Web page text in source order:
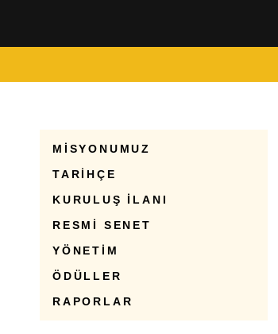
MİSYONUMUZ
TARİHÇE
KURULUŞ İLANI
RESMİ SENET
YÖNETİM
ÖDÜLLER
RAPORLAR